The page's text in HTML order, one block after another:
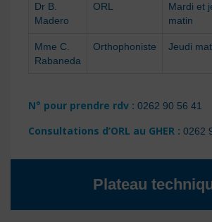
Dr B.
Madero
ORL
Mardi et
matin
Mme C.
Rabaneda
Orthophoniste Jeudi
N° pour prendre rdv : 0262 90 56 41
Consultations d’ORL au GHER : 0262
Plateau